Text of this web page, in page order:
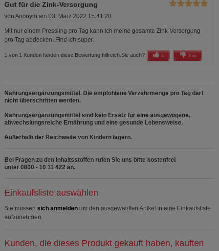
Gut für die Zink-Versorgung
von Anonym am 03. März 2022 15:41:20
Mit nur einem Pressling pro Tag kann ich meine gesamte Zink-Versorgung
pro Tag abdecken. Find ich super.
1 von 1 Kunden fanden diese Bewertung hilfreich. Sie auch? Ja Nein
Nahrungsergänzungsmittel. Die empfohlene Verzehrmenge pro Tag darf
nicht überschritten werden.
Nahrungsergänzungsmittel sind kein Ersatz für eine ausgewogene,
abwechslungsreiche Ernährung und eine gesunde Lebensweise.
Außerhalb der Reichweite von Kindern lagern.
Bei Fragen zu den Inhaltsstoffen rufen Sie uns bitte kostenfrei
unter 0800 - 10 11 422 an.
Einkaufsliste auswählen
Sie müssen sich anmelden um den ausgewählten Artikel in eine Einkaufsliste
aufzunehmen.
Kunden, die dieses Produkt gekauft haben, kauften